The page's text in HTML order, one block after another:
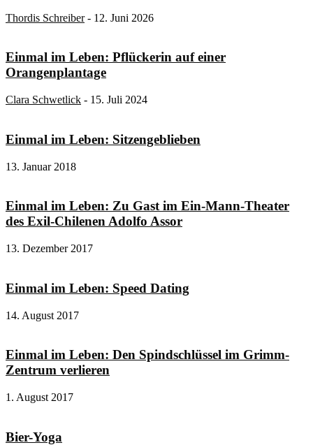
Thordis Schreiber - 12. Juni 2026
Einmal im Leben: Pflückerin auf einer
Orangenplantage
Clara Schwetlick - 15. Juli 2024
Einmal im Leben: Sitzengeblieben
13. Januar 2018
Einmal im Leben: Zu Gast im Ein-Mann-Theater
des Exil-Chilenen Adolfo Assor
13. Dezember 2017
Einmal im Leben: Speed Dating
14. August 2017
Einmal im Leben: Den Spindschlüssel im Grimm-
Zentrum verlieren
1. August 2017
Bier-Yoga